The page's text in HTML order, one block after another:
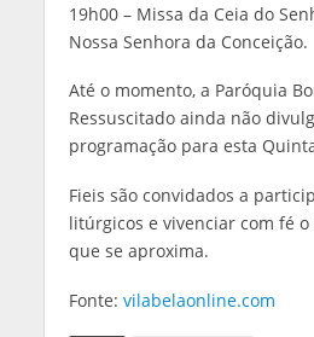
19h00 – Missa da Ceia do
Nossa Senhora da Conceição.
Até o momento, a Paróquia
Ressuscitado ainda não
programação para esta
Fieis são convidados a
litúrgicos e vivenciar com fé o
que se aproxima.
Fonte: vilabelaonline.com